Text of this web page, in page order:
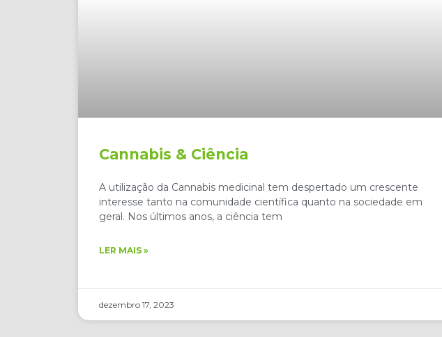
Cannabis & Ciência
A utilização da Cannabis medicinal tem despertado um crescente
interesse tanto na comunidade científica quanto na sociedade em
geral. Nos últimos anos, a ciência tem
LER MAIS »
dezembro 17, 2023